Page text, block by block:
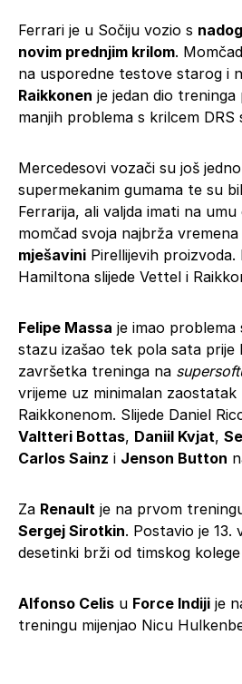
Ferrari je u Sočiju vozio s
novim prednjim krilom.
na usporedne testove starog i
Raikkonen je jedan dio
manjih problema s krilcem DRS
Mercedesovi vozači su još
supermekanim gumama te su
Ferrarija, ali valjda imati na umu
momčad svoja najbrža
mješavini Pirellijevih proizvoda.
Hamiltona slijede Vettel i
Felipe Massa je imao
stazu izašao tek pola sata prije
završetka treninga na
vrijeme uz minimalan
Raikkonenom. Slijede Daniel
Valtteri Bottas, Daniil Kvjat,
Carlos Sainz i Jenson Button
Za Renault je na prvom
Sergej Sirotkin. Postavio je 13.
desetinki brži od timskog kolege
Alfonso Celis u Force Indiji je
treningu mijenjao Nicu